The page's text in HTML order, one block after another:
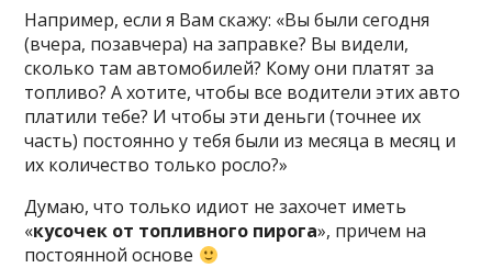
Например, если я Вам скажу: «Вы были сегодня
(вчера, позавчера) на заправке? Вы видели,
сколько там автомобилей? Кому они платят за
топливо? А хотите, чтобы все водители этих авто
платили тебе? И чтобы эти деньги (точнее их
часть) постоянно у тебя были из месяца в месяц и
их количество только росло?»
Думаю, что только идиот не захочет иметь
«кусочек от топливного пирога», причем на
постоянной основе